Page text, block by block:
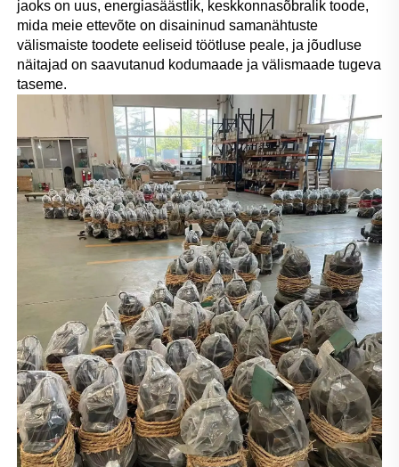
jaoks on uus, energiasäästlik, keskkonnasõbralik toode,
mida meie ettevõte on disaininud samanähtuste
välismaiste toodete eeliseid töötluse peale, ja jõudluse
näitajad on saavutanud kodumaade ja välismaade tugeva
taseme.